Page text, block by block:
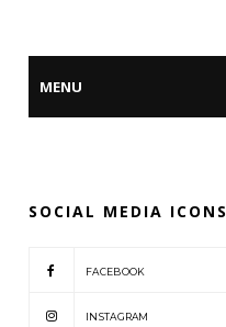
SOCIAL MEDIA ICONS
FACEBOOK
INSTAGRAM